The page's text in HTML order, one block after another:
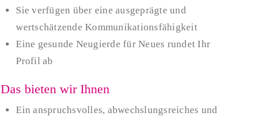
Sie verfügen über eine ausgeprägte und
wertschätzende Kommunikationsfähigkeit
Eine gesunde Neugierde für Neues rundet Ihr
Profil ab
Das bieten wir Ihnen
Ein anspruchsvolles, abwechslungsreiches und